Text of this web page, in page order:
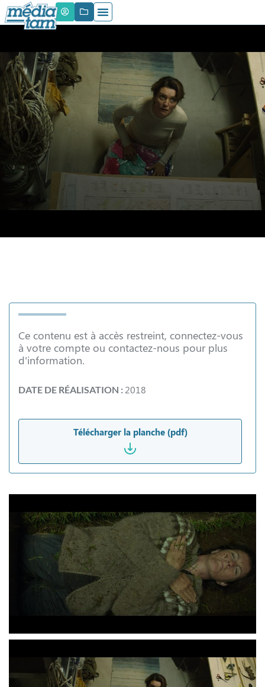
Ce contenu est à accès restreint, connectez-vous
à votre compte ou contactez-nous pour plus
d'information.
DATE DE RÉALISATION :2018
Télécharger la planche (pdf)